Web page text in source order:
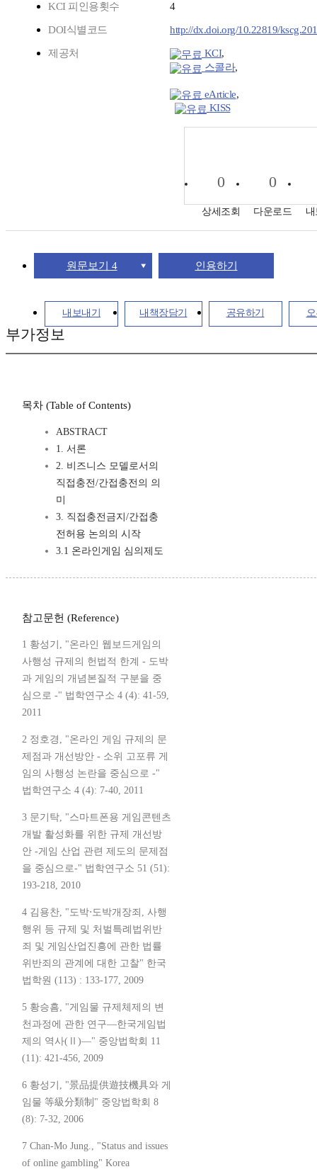
KCI 피인용횟수 4
DOI식별코드 http://dx.doi.org/10.22819/
제공처 KCI,
스콜라,
eArticle,
KISS
0
상세조회
0
다운로드
원문보기 4 인용하기
내보내기 내책장담기 공유하기
부가정보
목차 (Table of Contents)
ABSTRACT
1. 서론
2. 비즈니스 모델로서의
직접충전/간접충전의 의
미
3. 직접충전금지/간접충
전허용 논의의 시작
3.1 온라인게임 심의제도
참고문헌 (Reference)
1 황성기, "온라인 웹보드게임의
사행성 규제의 헌법적 한계 - 도박
과 게임의 개념본질적 구분을 중
심으로 -" 법학연구소 4 (4): 41-59,
2011
2 정호경, "온라인 게임 규제의 문
제점과 개선방안 - 소위 고포류 게
임의 사행성 논란을 중심으로 -"
법학연구소 4 (4): 7-40, 2011
3 문기탁, "스마트폰용 게임콘텐츠
개발 활성화를 위한 규제 개선방
안 -게임 산업 관련 제도의 문제점
을 중심으로-" 법학연구소 51 (51):
193-218, 2010
4 김용찬, "도박⋅도박개장죄, 사행
행위 등 규제 및 처벌특례법위반
죄 및 게임산업진흥에 관한 법률
위반죄의 관계에 대한 고찰" 한국
법학원 (113) : 133-177, 2009
5 황승흠, "게임물 규제체제의 변
천과정에 관한 연구―한국게임법
제의 역사(Ⅱ)―" 중앙법학회 11
(11): 421-456, 2009
6 황성기, "景品提供遊技機具와 게
임물 等級分類制" 중앙법학회 8
(8): 7-32, 2006
7 Chan-Mo Jung., "Status and issues
of online gambling" Korea